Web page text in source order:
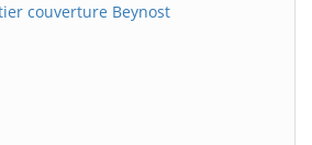
couverture Beynost